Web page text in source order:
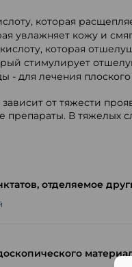
которая
увлажняет кожу и
которая
стимулирует
- для лечения
от тяжести
препараты. В тяжелых
отделяемое